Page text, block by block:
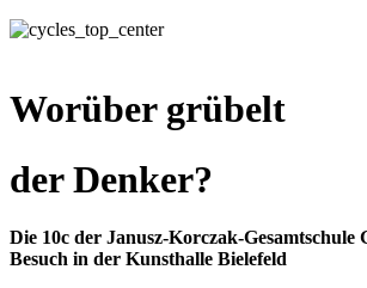
Worüber grübelt
der Denker?
Die 10c der Janusz-Korczak-Gesamtschule
Besuch in der Kunsthalle Bielefeld